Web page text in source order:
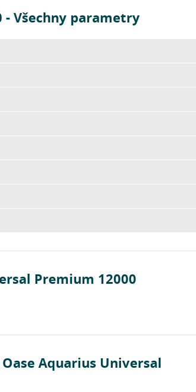
- Všechny parametry
Premium 12000
Aquarius Universal